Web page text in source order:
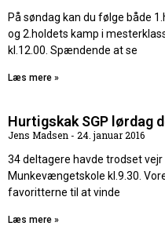
På søndag kan du følge både
og 2.holdets kamp i
kl.12.00. Spændende at se
Læs mere »
Hurtigskak SGP lørdag
Jens Madsen
24. januar 2016
34 deltagere havde trodset
Munkevængetskole kl.9.30.
favoritterne til at vinde
Læs mere »